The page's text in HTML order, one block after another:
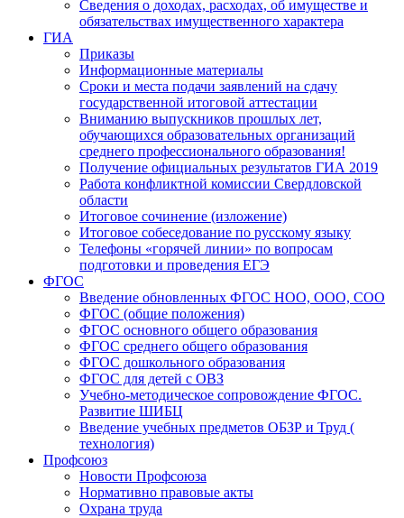
Сведения о доходах, расходах, об имуществе и
обязательствах имущественного характера
ГИА
Приказы
Информационные материалы
Сроки и места подачи заявлений на сдачу
государственной итоговой аттестации
Вниманию выпускников прошлых лет,
обучающихся образовательных организаций
среднего профессионального образования!
Получение официальных результатов ГИА 2019
Работа конфликтной комиссии Свердловской
области
Итоговое сочинение (изложение)
Итоговое собеседование по русскому языку
Телефоны «горячей линии» по вопросам
подготовки и проведения ЕГЭ
ФГОС
Введение обновленных ФГОС НОО, ООО, СОО
ФГОС (общие положения)
ФГОС основного общего образования
ФГОС среднего общего образования
ФГОС дошкольного образования
ФГОС для детей с ОВЗ
Учебно-методическое сопровождение ФГОС.
Развитие ШИБЦ
Введение учебных предметов ОБЗР и Труд (
технология)
Профсоюз
Новости Профсоюза
Нормативно правовые акты
Охрана труда